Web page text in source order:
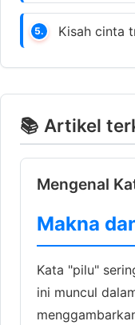
5. Kisah cinta
📚 Artikel
Mengenal
Makna
Kata "pilu"
ini muncul